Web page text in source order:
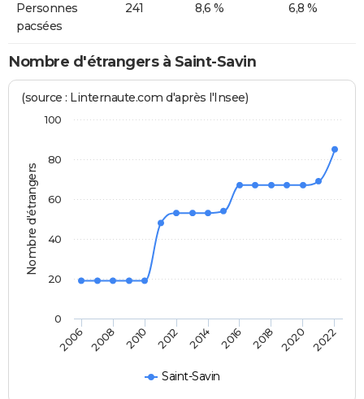
Personnes
pacsées
241 8,6 % 6,8 %
Nombre d'étrangers à Saint-Savin
Nombre d'étrangers
(source : Linternaute.com d'après l'Insee)
Saint-Savin
2006 2008 2010 2012 2014 2016 2018 2020 2022
0
20
40
60
80
100